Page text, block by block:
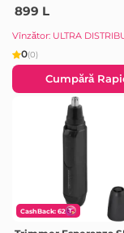
Negru
899 L
Vînzător: ULTRA
0(0)
Cumpără
CashBack: 62